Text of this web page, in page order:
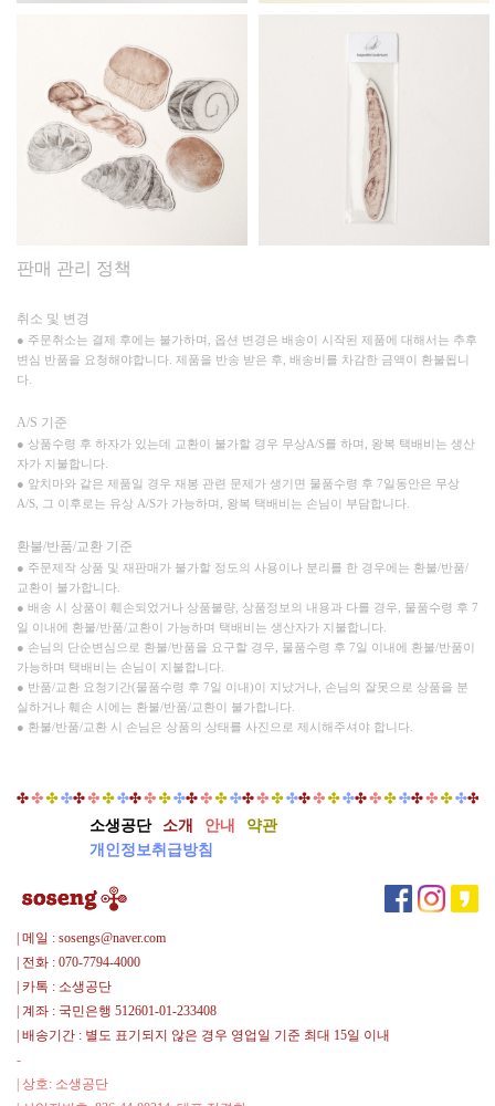
판매 관리 정책
취소 및 변경
● 주문취소는 결제 후에는 불가하며, 옵션 변경은 배송이 시작된 제품에 대해서는 추후
변심 반품을 요청해야합니다. 제품을 반송 받은 후, 배송비를 차감한 금액이 환불됩니
다.
A/S 기준
● 상품수령 후 하자가 있는데 교환이 불가할 경우 무상A/S를 하며, 왕복 택배비는 생산
자가 지불합니다.
● 앞치마와 같은 제품일 경우 재봉 관련 문제가 생기면 물품수령 후 7일동안은 무상
A/S, 그 이후로는 유상 A/S가 가능하며, 왕복 택배비는 손님이 부담합니다.
환불/반품/교환 기준
● 주문제작 상품 및 재판매가 불가할 정도의 사용이나 분리를 한 경우에는 환불/반품/
교환이 불가합니다.
● 배송 시 상품이 훼손되었거나 상품불량, 상품정보의 내용과 다를 경우, 물품수령 후 7
일 이내에 환불/반품/교환이 가능하며 택배비는 생산자가 지불합니다.
● 손님의 단순변심으로 환불/반품을 요구할 경우, 물품수령 후 7일 이내에 환불/반품이
가능하며 택배비는 손님이 지불합니다.
● 반품/교환 요청기간(물품수령 후 7일 이내)이 지났거나, 손님의 잘못으로 상품을 분
실하거나 훼손 시에는 환불/반품/교환이 불가합니다.
● 환불/반품/교환 시 손님은 상품의 상태를 사진으로 제시해주셔야 합니다.
소생공단 소개 안내
약관
개인정보취급방침
| 메일 : sosengs@naver.com
| 전화 : 070-7794-4000
| 카톡 : 소생공단
| 계좌 : 국민은행 512601-01-233408
| 배송기간 : 별도 표기되지 않은 경우 영업일 기준 최대 15일 이내
-
| 상호: 소생공단